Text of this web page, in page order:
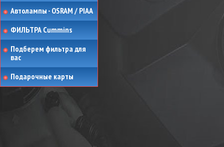
Автолампы - OSRAM / PIAA
ФИЛЬТРА Cummins
Подберем фильтра для
вас
Подарочные карты